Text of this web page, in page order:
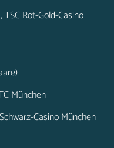
TSC Rot-Gold-Casino
München
Casino München